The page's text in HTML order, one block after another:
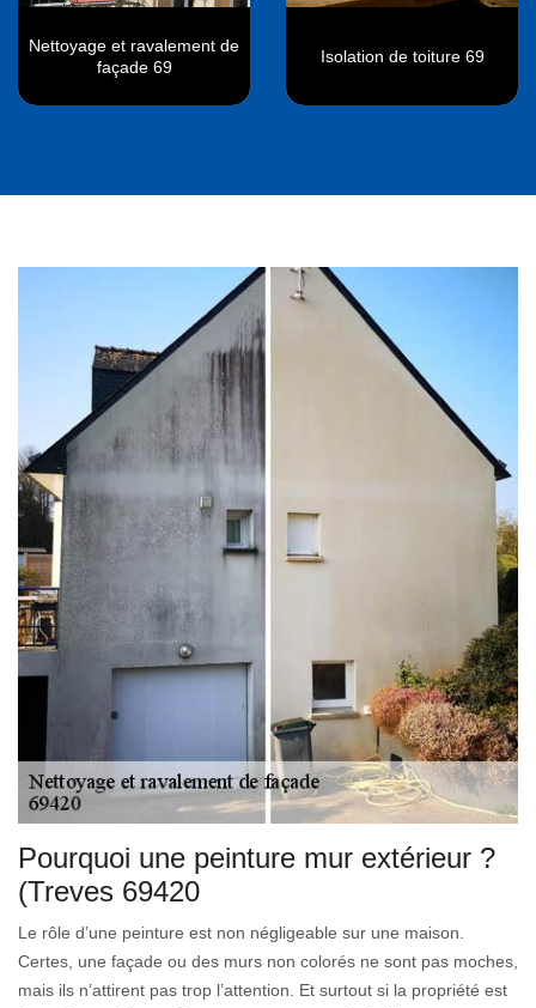
Nettoyage et ravalement de
façade 69
Isolation de toiture 69
Pourquoi une peinture mur extérieur ?
(Treves 69420
Le rôle d’une peinture est non négligeable sur une maison.
Certes, une façade ou des murs non colorés ne sont pas moches,
mais ils n’attirent pas trop l’attention. Et surtout si la propriété est